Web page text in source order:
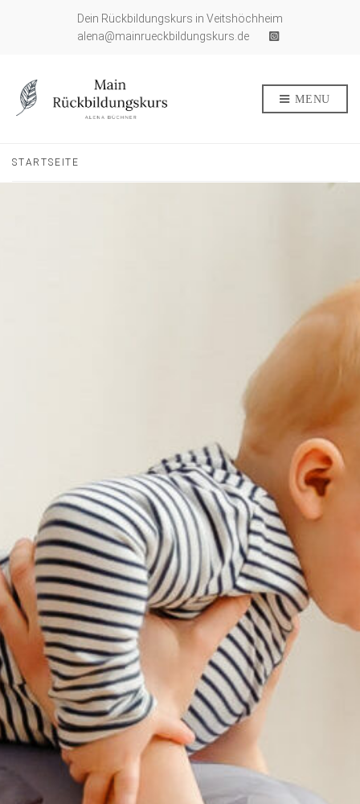
Dein Rückbildungskurs in Veitshöchheim
alena@mainrueckbildungskurs.de
MENU
STARTSEITE